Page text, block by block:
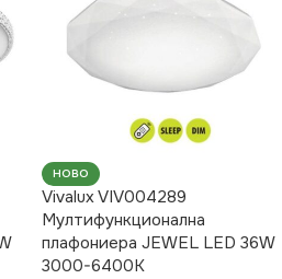
НОВО
Vivalux VIV004289
Мултифункционална
плафониера JEWEL LED 36W
3000-6400K